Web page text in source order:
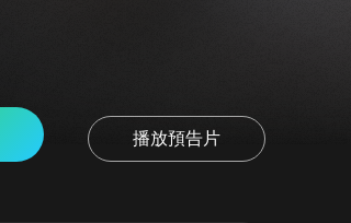
播放預告片